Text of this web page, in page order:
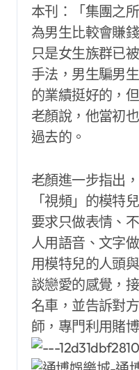
本刊：「集團之
為男生比較會賺
只是女生族群已
手法，男生騙男
的業績挺好的，
老顏說，他當初
過去的。
老顏進一步指出
「視頻」的模特
要求只做表情、
人用語音、文字
用模特兒的人頭
談戀愛的感覺，
名車，並告訴對
師，專門利用賭